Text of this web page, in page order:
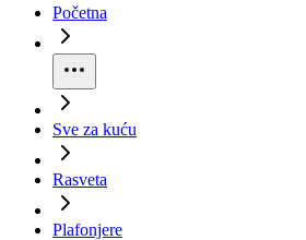
Početna
Sve za kuću
Rasveta
Plafonjere